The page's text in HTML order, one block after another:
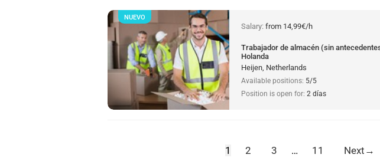
Salary: from 14,99€/h
Trabajador de almacén (sin
Holanda
Heijen, Netherlands
Available positions: 5/5
Position is open for: 2 días
NUEVO
1 2 3 … 11 Next →